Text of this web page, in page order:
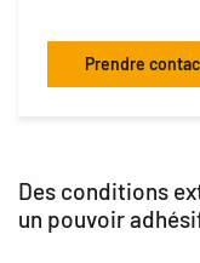
Prendre
Des conditions
un pouvoir